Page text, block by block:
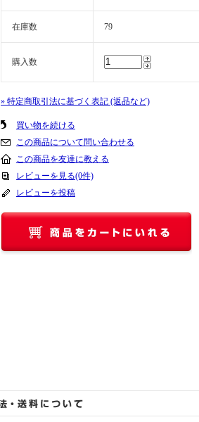
在庫数 79
購入数
» 特定商取引法に基づく表記 (返品など)
買い物を続ける
この商品について問い合わせる
この商品を友達に教える
レビューを見る(0件)
レビューを投稿